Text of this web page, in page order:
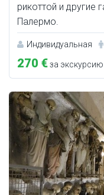
рикоттой и другие
Палермо.
Индивидуальная
270 €за экскурсию